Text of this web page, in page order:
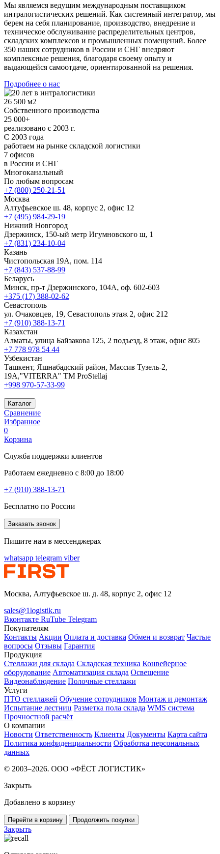
Мы являемся ведущим международным поставщиком
интралогистических решений. Как системный интегратор, мы
берем на себя планирование, производство, внедрение и
техническое обслуживание распределительных центров,
складских комплексов и промышленных помещений. Более
350 наших сотрудников в России и СНГ внедряют
комплексные решения, благодаря своему опыту и
выдающейся самоотдаче, ориентированной на решения.
Подробнее о нас
26 500 м2
Собственного производства
25 000+
реализовано с 2003 г.
С 2003 года
работаем на рынке складской логистики
7 офисов
в России и СНГ
Многоканальный
По любым вопросам
+7 (800) 250-21-51
Москва
Алтуфьевское ш. 48, корпус 2, офис 12
+7 (495) 984-29-19
Нижний Новгород
Дзержинск, 150-ый метр Игумновского ш, 1
+7 (831) 234-10-04
Казань
Чистопольская 19А, пом. 114
+7 (843) 537-88-99
Беларусь
Минск, пр-т Дзержинского, 104А, оф. 602-603
+375 (17) 388-02-62
Севастополь
ул. Очаковцев, 19, Севастополь этаж 2, офис 212
+7 (910) 388-13-71
Казахстан
Алматы, улица Байзакова 125, 2 подъезд, 8 этаж, офис 805
+7 778 978 54 44
Узбекистан
Ташкент, Яшнабадский район, Массив Тузель-2,
19А,"VITERRA" TM ProStellaj
+998 970-57-33-99
Каталог
Сравнение
Избранное
0
Корзина
Служба поддержки клиентов
Работаем ежедневно с 8:00 до 18:00
+7 (910) 388-13-71
Бесплатно по России
Заказать звонок
Пишите нам в мессенджерах
whatsapp telegram viber
Москва, Алтуфьевское ш. д. 48, корпус 2, офис 12
sales@1logistik.ru
Вконтакте RuTube Telegram
Покупателям
Контакты Акции Оплата и доставка Обмен и возврат Частые
вопросы Отзывы Гарантия
Продукция
Стеллажи для склада Складская техника Конвейерное
оборудование Автоматизация склада Освещение
Видеонаблюдение Полочные стеллажи
Услуги
ПТО стеллажей Обучение сотрудников Монтаж и демонтаж
Испытание лестниц Разметка пола склада WMS система
Прочностной расчёт
О компании
Новости Ответственность Клиенты Документы Карта сайта
Политика конфиденциальности Обработка персональных
данных
© 2003–2026. ООО «ФЁСТ ЛОГИСТИК»
Закрыть
Добавлено в корзину
Перейти в корзину Продолжить покупки
Закрыть